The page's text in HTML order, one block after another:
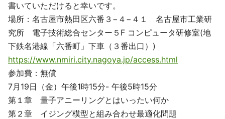
書いていただけると幸いです。
場所：名古屋市熱田区六番３−４−４１ 名古屋市工業研
究所 電子技術総合センター５F コンピュータ研修室(地
下鉄名港線「六番町」下車（３番出口）)
https://www.nmiri.city.nagoya.jp/access.html
参加費：無償
7月19日（金）午後1時15分- 午後5時15分
第１章 量子アニーリングとはいったい何か
第２章 イジング模型と組み合わせ最適化問題